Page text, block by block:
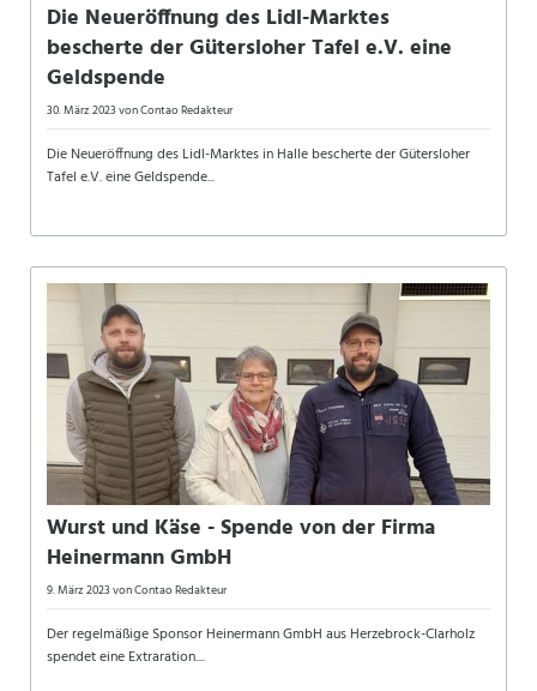
Die Neueröffnung des Lidl-Marktes
bescherte der Gütersloher Tafel e.V. eine
Geldspende
30. März 2023von Contao Redakteur
Die Neueröffnung des Lidl-Marktes in Halle bescherte der Gütersloher
Tafel e.V. eine Geldspende...
Wurst und Käse - Spende von der Firma
Heinermann GmbH
9. März 2023von Contao Redakteur
Der regelmäßige Sponsor Heinermann GmbH aus Herzebrock-Clarholz
spendet eine Extraration....